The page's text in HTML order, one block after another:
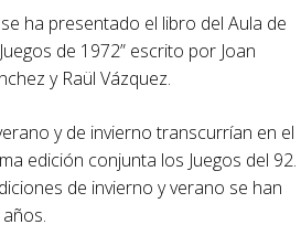
ha presentado el libro del Aula de
de 1972” escrito por Joan
y Raül Vázquez.
y de invierno transcurrían en el
edición conjunta los Juegos del 92.
de invierno y verano se han